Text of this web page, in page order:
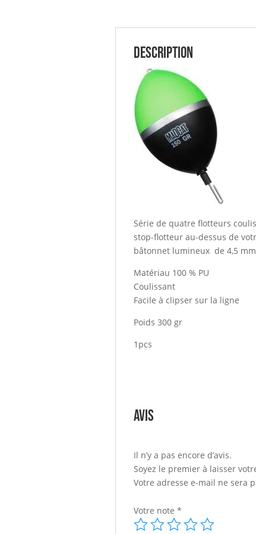
Description
Série de quatre flotteurs
stop-flotteur au-dessus de
bâtonnet lumineux de 4,5
Matériau 100 % PU
Coulissant
Facile à clipser sur la ligne
Poids 300 gr
1pcs
Avis
Il n’y a pas encore d’avis.
Soyez le premier à laisser
Votre adresse e-mail ne sera
Votre note *